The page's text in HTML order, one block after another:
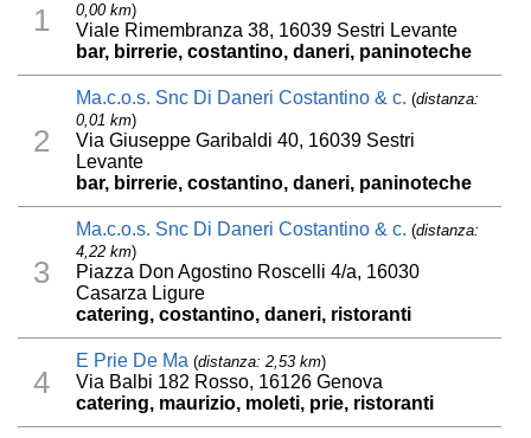
1
0,00 km)
Viale Rimembranza 38, 16039 Sestri Levante
bar, birrerie, costantino, daneri, paninoteche
2
Ma.c.o.s. Snc Di Daneri Costantino & c. (distanza:
0,01 km)
Via Giuseppe Garibaldi 40, 16039 Sestri
Levante
bar, birrerie, costantino, daneri, paninoteche
3
Ma.c.o.s. Snc Di Daneri Costantino & c. (distanza:
4,22 km)
Piazza Don Agostino Roscelli 4/a, 16030
Casarza Ligure
catering, costantino, daneri, ristoranti
4
E Prie De Ma (distanza: 2,53 km)
Via Balbi 182 Rosso, 16126 Genova
catering, maurizio, moleti, prie, ristoranti